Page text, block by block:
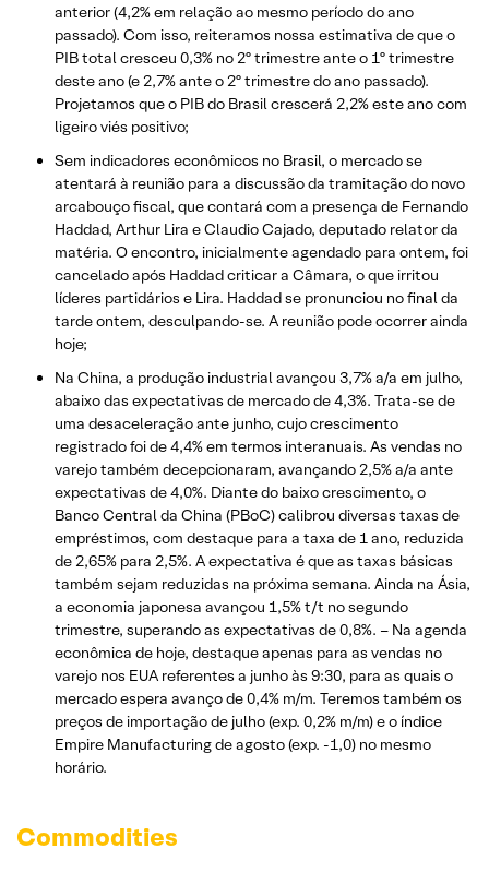
anterior (4,2% em relação ao mesmo período do ano
passado). Com isso, reiteramos nossa estimativa de que o
PIB total cresceu 0,3% no 2º trimestre ante o 1º trimestre
deste ano (e 2,7% ante o 2º trimestre do ano passado).
Projetamos que o PIB do Brasil crescerá 2,2% este ano com
ligeiro viés positivo;
Sem indicadores econômicos no Brasil, o mercado se
atentará à reunião para a discussão da tramitação do novo
arcabouço fiscal, que contará com a presença de Fernando
Haddad, Arthur Lira e Claudio Cajado, deputado relator da
matéria. O encontro, inicialmente agendado para ontem, foi
cancelado após Haddad criticar a Câmara, o que irritou
líderes partidários e Lira. Haddad se pronunciou no final da
tarde ontem, desculpando-se. A reunião pode ocorrer ainda
hoje;
Na China, a produção industrial avançou 3,7% a/a em julho,
abaixo das expectativas de mercado de 4,3%. Trata-se de
uma desaceleração ante junho, cujo crescimento
registrado foi de 4,4% em termos interanuais. As vendas no
varejo também decepcionaram, avançando 2,5% a/a ante
expectativas de 4,0%. Diante do baixo crescimento, o
Banco Central da China (PBoC) calibrou diversas taxas de
empréstimos, com destaque para a taxa de 1 ano, reduzida
de 2,65% para 2,5%. A expectativa é que as taxas básicas
também sejam reduzidas na próxima semana. Ainda na Ásia,
a economia japonesa avançou 1,5% t/t no segundo
trimestre, superando as expectativas de 0,8%. – Na agenda
econômica de hoje, destaque apenas para as vendas no
varejo nos EUA referentes a junho às 9:30, para as quais o
mercado espera avanço de 0,4% m/m. Teremos também os
preços de importação de julho (exp. 0,2% m/m) e o índice
Empire Manufacturing de agosto (exp. -1,0) no mesmo
horário.
Commodities